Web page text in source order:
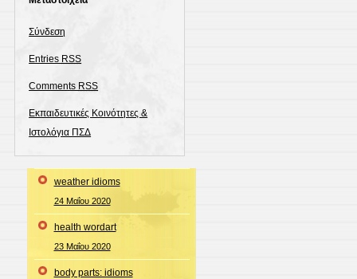
Σύνδεση
Entries RSS
Comments RSS
Εκπαιδευτικές Κοινότητες &
Ιστολόγια ΠΣΔ
weather idioms
24 Μαΐου 2020
health wordart
23 Μαΐου 2020
body parts: idioms